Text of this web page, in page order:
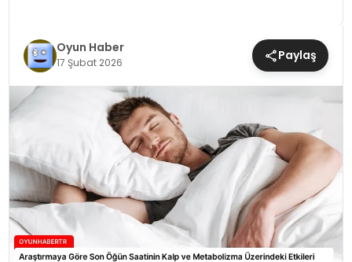
SAĞLIK
TEKNOLOJI
YAŞAM
Oyun Haber
17 Şubat 2026 Paylaş